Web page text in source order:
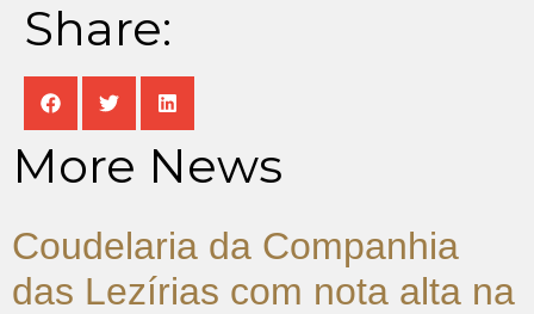
Share:
More News
Coudelaria da Companhia
das Lezírias com nota alta na